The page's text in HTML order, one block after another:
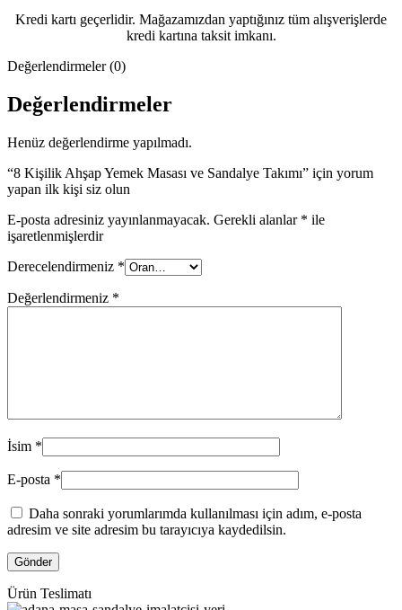
Kredi kartı geçerlidir. Mağazamızdan yaptığınız tüm alışverişlerde
kredi kartına taksit imkanı.
Değerlendirmeler (0)
Değerlendirmeler
Henüz değerlendirme yapılmadı.
“8 Kişilik Ahşap Yemek Masası ve Sandalye Takımı” için yorum
yapan ilk kişi siz olun
E-posta adresiniz yayınlanmayacak. Gerekli alanlar * ile
işaretlenmişlerdir
Derecelendirmeniz *
Değerlendirmeniz *
İsim *
E-posta *
Daha sonraki yorumlarımda kullanılması için adım, e-posta
adresim ve site adresim bu tarayıcıya kaydedilsin.
Ürün Teslimatı